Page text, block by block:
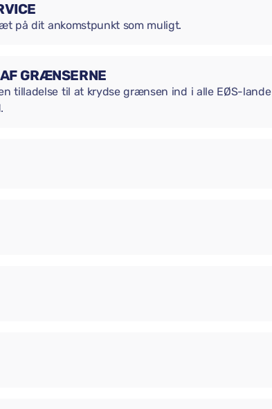
på dit ankomstpunkt som muligt.
GRÆNSERNE
tilladelse til at krydse grænsen ind i alle EØS-lande